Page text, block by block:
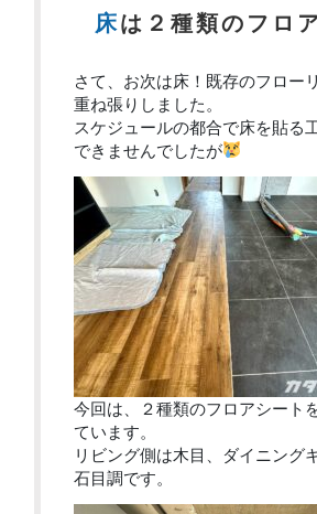
床は２種類のフロ
さて、お次は床！既存のフロー
重ね張りしました。
スケジュールの都合で床を貼る
できませんでしたが
今回は、２種類のフロアシート
ています。
リビング側は木目、ダイニング
石目調です。